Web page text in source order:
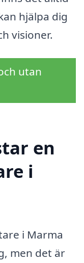
hjälpa dig
visioner.
utan
en
i
i Marma
men det är